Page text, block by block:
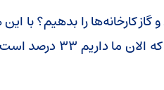
گاز کارخانه‌ها را بدهیم؟ با
این اتفاق می‌افتد.